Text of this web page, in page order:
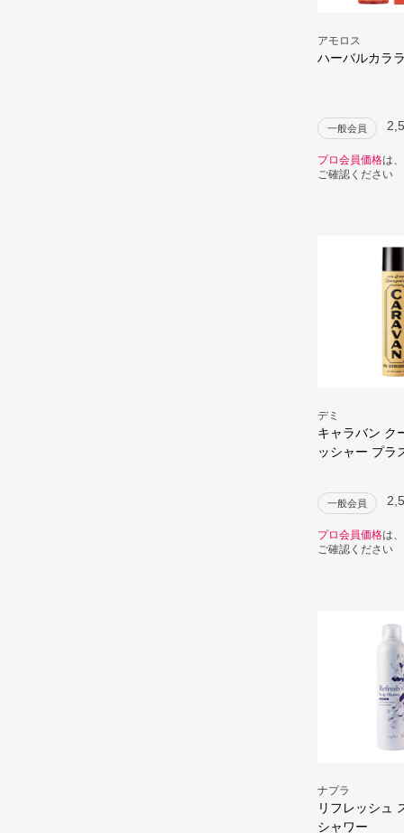
アモロス
ハーバルカラ
一般会員
プロ会員価格は
ご確認ください
デミ
キャラバン ク
ッシャー プラ
一般会員
プロ会員価格は
ご確認ください
ナプラ
リフレッシュ
シャワー